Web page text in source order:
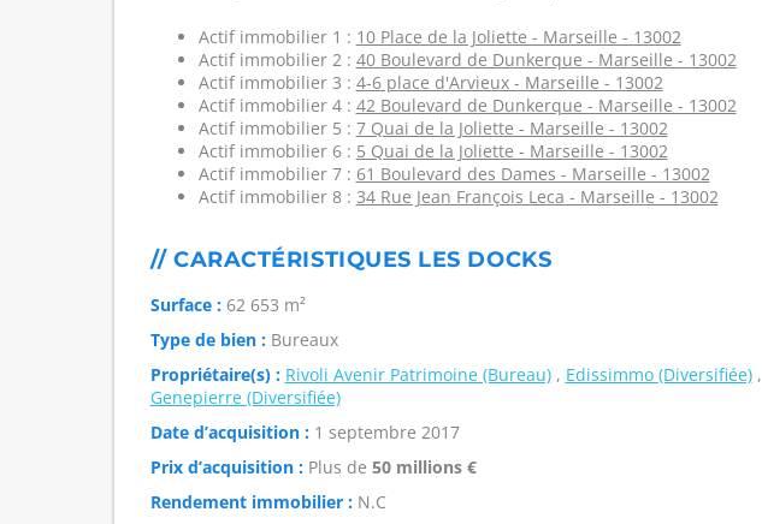
Actif immobilier 1 : 10 Place de la Joliette - Marseille - 13002
Actif immobilier 2 : 40 Boulevard de Dunkerque - Marseille - 13002
Actif immobilier 3 : 4-6 place d'Arvieux - Marseille - 13002
Actif immobilier 4 : 42 Boulevard de Dunkerque - Marseille - 13002
Actif immobilier 5 : 7 Quai de la Joliette - Marseille - 13002
Actif immobilier 6 : 5 Quai de la Joliette - Marseille - 13002
Actif immobilier 7 : 61 Boulevard des Dames - Marseille - 13002
Actif immobilier 8 : 34 Rue Jean François Leca - Marseille - 13002
// CARACTÉRISTIQUES LES DOCKS
Surface :62 653 m²
Type de bien :Bureaux
Propriétaire(s) : Rivoli Avenir Patrimoine (Bureau), Edissimmo (Diversifiée),
Genepierre (Diversifiée)
Date d’acquisition :1 septembre 2017
Prix d’acquisition :Plus de 50 millions €
Rendement immobilier :N.C